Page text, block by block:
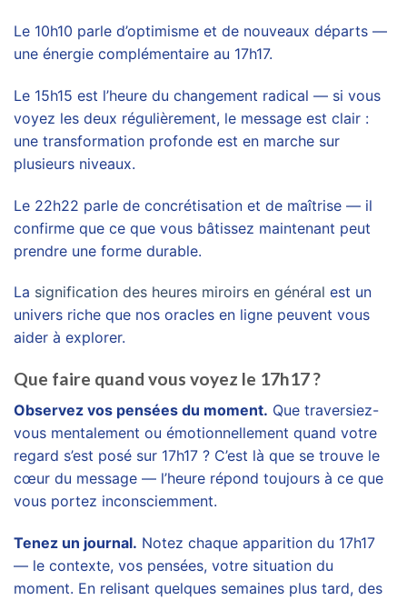
Le 10h10 parle d’optimisme et de nouveaux départs —
une énergie complémentaire au 17h17.
Le 15h15 est l’heure du changement radical — si vous
voyez les deux régulièrement, le message est clair :
une transformation profonde est en marche sur
plusieurs niveaux.
Le 22h22 parle de concrétisation et de maîtrise — il
confirme que ce que vous bâtissez maintenant peut
prendre une forme durable.
La signification des heures miroirs en général est un
univers riche que nos oracles en ligne peuvent vous
aider à explorer.
Que faire quand vous voyez le 17h17 ?
Observez vos pensées du moment. Que traversiez-
vous mentalement ou émotionnellement quand votre
regard s’est posé sur 17h17 ? C’est là que se trouve le
cœur du message — l’heure répond toujours à ce que
vous portez inconsciemment.
Tenez un journal. Notez chaque apparition du 17h17
— le contexte, vos pensées, votre situation du
moment. En relisant quelques semaines plus tard, des